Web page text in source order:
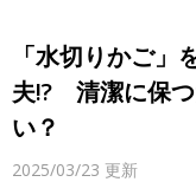
「水切りかご
夫!? 清潔に保
い？
2025/03/23 更新